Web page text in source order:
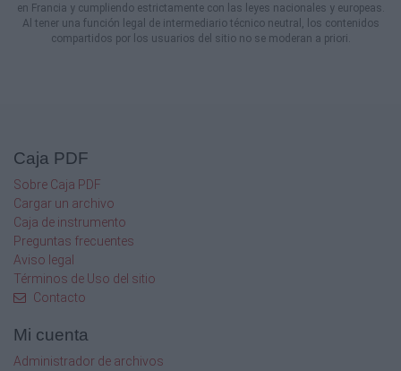
en Francia y cumpliendo estrictamente con las leyes nacionales y europeas.
Al tener una función legal de intermediario técnico neutral, los contenidos
compartidos por los usuarios del sitio no se moderan a priori.
Caja PDF
Sobre Caja PDF
Cargar un archivo
Caja de instrumento
Preguntas frecuentes
Aviso legal
Términos de Uso del sitio
Contacto
Mi cuenta
Administrador de archivos